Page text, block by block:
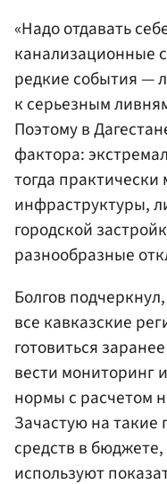
«Надо отдавать
канализационные
редкие события —
к серьезным
Поэтому в
фактора:
тогда практически
инфраструктуры,
городской
разнообразные
Болгов
все кавказские
готовиться
вести мониторинг
нормы с расчетом
Зачастую на такие
средств в бюджете,
используют